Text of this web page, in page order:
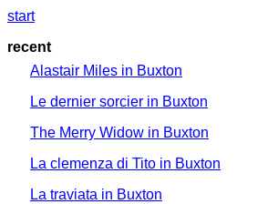
start
recent
Alastair Miles in Buxton
Le dernier sorcier in Buxton
The Merry Widow in Buxton
La clemenza di Tito in Buxton
La traviata in Buxton